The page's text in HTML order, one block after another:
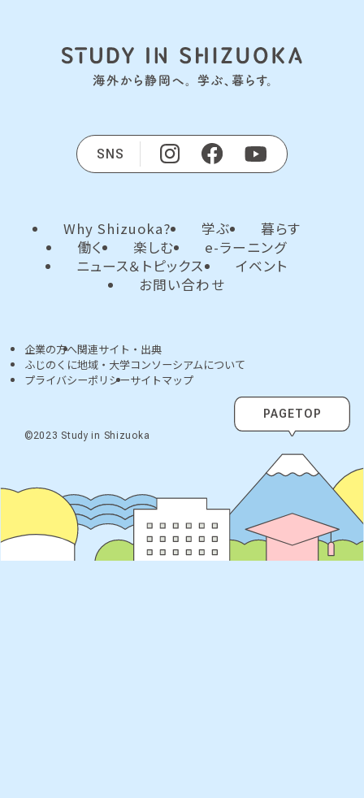
SNS
Why Shizuoka? 学ぶ
暮らす
働く
楽しむ
e-ラーニング
ニュース＆トピックス
イベント
お問い合わせ
企業の方へ関連サイト・出典
ふじのくに地域・大学コンソーシアムについて
プライバシーポリシーサイトマップ
©2023 Study in Shizuoka
PAGETOP